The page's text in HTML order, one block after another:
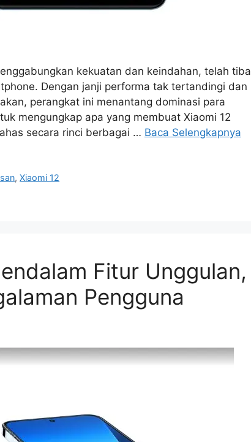
kekuatan dan keindahan, telah tiba
Dengan janji performa tak tertandingi dan
perangkat ini menantang dominasi para
mengungkap apa yang membuat Xiaomi 12
secara rinci berbagai … Baca Selengkapnya
,Xiaomi 12
Fitur Unggulan,
Pengguna